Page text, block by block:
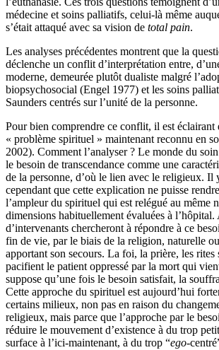
médecine et soins palliatifs, celui-là même
s’était attaqué avec sa vision de total pain.
Les analyses précédentes montrent que la
déclenche un conflit d’interprétation entre,
moderne, demeurée plutôt dualiste malgré
biopsychosocial (Engel 1977) et les soins
Saunders centrés sur l’unité de la personne.
Pour bien comprendre ce conflit, il est éclairant
« problème spirituel » maintenant reconnu en
2002). Comment l’analyser ? Le monde du
le besoin de transcendance comme une
de la personne, d’où le lien avec le religieux. Il
cependant que cette explication ne puisse
l’ampleur du spirituel qui est relégué au même
dimensions habituellement évaluées à
d’intervenants chercheront à répondre à ce
fin de vie, par le biais de la religion, naturelle
apportant son secours. La foi, la prière, les rites
pacifient le patient oppressé par la mort qui
suppose qu’une fois le besoin satisfait, la
Cette approche du spirituel est aujourd’hui
certains milieux, non pas en raison du
religieux, mais parce que l’approche par le
réduire le mouvement d’existence à du trop
surface à l’ici-maintenant, à du trop “ego-